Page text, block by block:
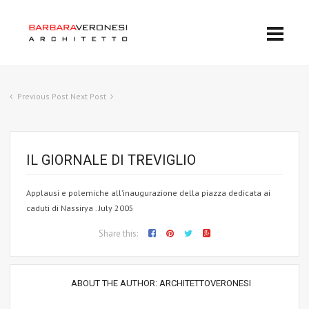
Previous Post Next Post
IL GIORNALE DI TREVIGLIO
Applausi e polemiche all’inaugurazione della piazza dedicata ai
caduti di Nassirya . July 2005
Share this:
ABOUT THE AUTHOR: ARCHITETTOVERONESI